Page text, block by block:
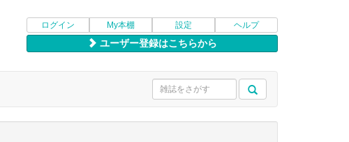
ログイン My本棚 設定 ヘルプ
ユーザー登録はこちらから